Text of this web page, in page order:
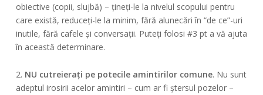
obiective (copii, slujbă) – țineți-le la nivelul scopului pentru
care există, reduceți-le la minim, fără alunecări în “de ce”-uri
inutile, fără cafele și conversații. Puteți folosi #3 pt a vă ajuta
în această determinare.
2. NU cutreierați pe potecile amintirilor comune. Nu sunt
adeptul irosirii acelor amintiri – cum ar fi ștersul pozelor –